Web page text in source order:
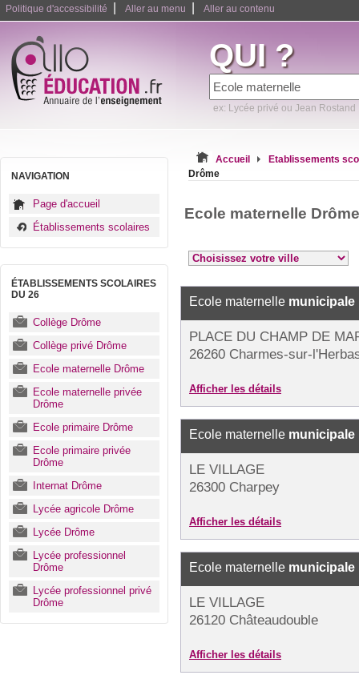
Politique d'accessibilité Aller au menu Aller au contenu
QUI ?
ex: Lycée privé ou Jean Rostand
NAVIGATION
Page d'accueil
Établissements scolaires
ÉTABLISSEMENTS SCOLAIRES
DU 26
Collège Drôme
Collège privé Drôme
Ecole maternelle Drôme
Ecole maternelle privée
Drôme
Ecole primaire Drôme
Ecole primaire privée
Drôme
Internat Drôme
Lycée agricole Drôme
Lycée Drôme
Lycée professionnel
Drôme
Lycée professionnel privé
Drôme
Accueil
Etablissements
Drôme
Ecole maternelle
Ecole maternelle municipale
PLACE DU CHAMP DE
26260 Charmes-sur-
Afficher les détails
Ecole maternelle municipale
LE VILLAGE
26300 Charpey
Afficher les détails
Ecole maternelle municipale
LE VILLAGE
26120 Châteaudouble
Afficher les détails